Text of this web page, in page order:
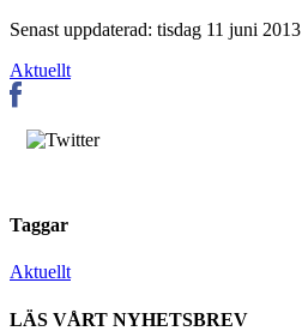
Senast uppdaterad: tisdag 11 juni 2013
Aktuellt
Taggar
Aktuellt
LÄS VÅRT NYHETSBREV